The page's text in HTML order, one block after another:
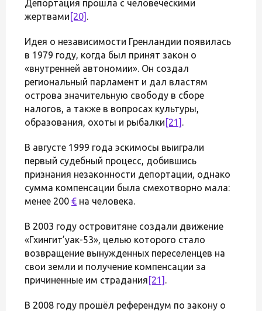
Депортация прошла с человеческими
жертвами [20] .
Идея о независимости Гренландии появилась
в 1979 году, когда был принят закон о
«внутренней автономии». Он создал
региональный парламент и дал властям
острова значительную свободу в сборе
налогов, а также в вопросах культуры,
образования, охоты и рыбалки [21] .
В августе 1999 года эскимосы выиграли
первый судебный процесс, добившись
признания незаконности депортации, однако
сумма компенсации была смехотворно мала:
менее 200 € на человека.
В 2003 году островитяне создали движение
«Гхингит’уак-53», целью которого стало
возвращение вынужденных переселенцев на
свои земли и получение компенсации за
причиненные им страдания [21] .
В 2008 году прошёл референдум по закону о